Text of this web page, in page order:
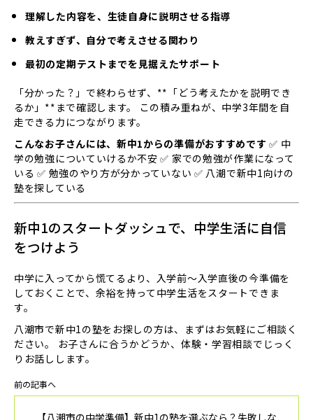
理解した内容を、生徒自身に説明させる指導
教えすぎず、自分で考えさせる関わり
最初の定期テストまでを見据えたサポート
「分かった？」で終わらせず、**「どう考えたかを説明でき
るか」**まで確認します。 この積み重ねが、中学3年間を自
走できる力につながります。
こんなお子さんには、新中1からの準備がおすすめです ✅ 中
学の勉強についていけるか不安 ✅ 家での勉強が作業になって
いる ✅ 勉強のやり方が分かっていない ✅ 八潮で新中1向けの
塾を探している
新中1のスタートダッシュで、中学生活に自信
をつけよう
中学に入ってから慌てるより、入学前〜入学直後の今準備を
しておくことで、余裕を持って中学生活をスタートできま
す。
八潮市で新中1の塾をお探しの方は、まずはお気軽にご相談く
ださい。 お子さんに合うかどうか、体験・学習相談でじっく
りお話しします。
前の記事へ
【八潮市の中学準備】新中1の塾を選ぶなら？失敗しな